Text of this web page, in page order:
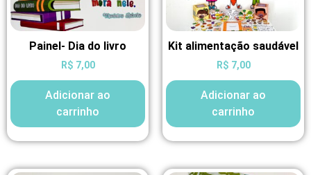
Painel- Dia do livro
R$ 7,00
Adicionar ao
carrinho
Kit alimentação saudável
R$ 7,00
Adicionar ao
carrinho